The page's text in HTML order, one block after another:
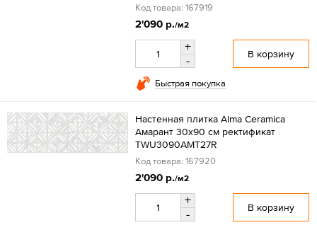
Код товара: 167919
2'090 р./м2
+
-
В корзину
Быстрая покупка
Настенная плитка Alma Ceramica
Амарант 30x90 см ректификат
TWU3090AMT27R
Код товара: 167920
2'090 р./м2
+
-
В корзину